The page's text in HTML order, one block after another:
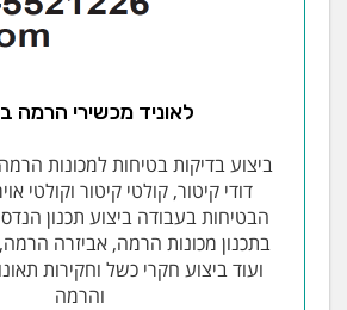
לאוניד מכשירי הרמה
ביצוע בדיקות בטיחות למכונות
דודי קיטור, קולטי קיטור וקולטי
הבטיחות בעבודה ביצוע תכנון
בתכנון מכונות הרמה, אביזרה
ועוד ביצוע חקרי כשל וחקירות
והרמה